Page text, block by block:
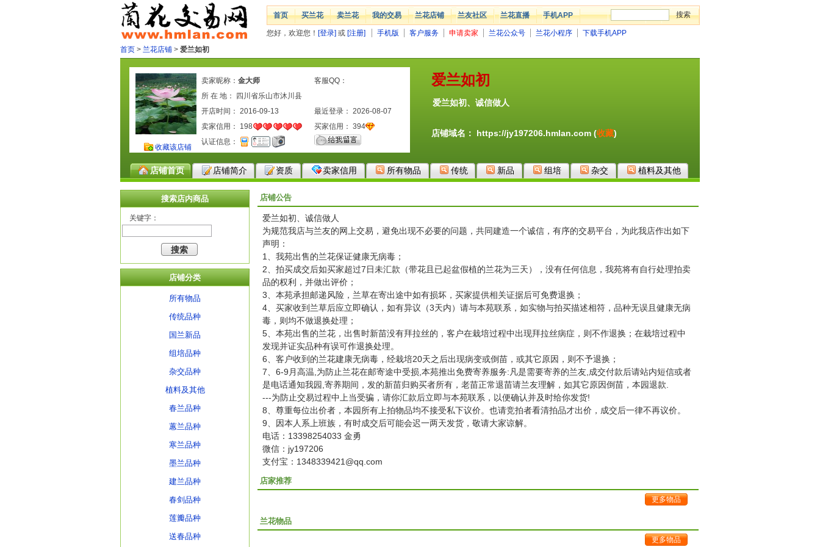
首页 买兰花 卖兰花 我的交易 兰花店铺 兰友社区 兰花直播 手机APP
您好，欢迎您！ [登录] 或 [注册] 手机版 客户服务 申请卖家 兰花公众号 兰花小程序
下载手机APP
首页 > 兰花店铺 > 爱兰如初
爱兰如初
爱兰如初、诚信做人
店铺域名： https://jy197206.hmlan.com (收藏)
收藏该店铺
卖家昵称： 金大师
客服QQ：
所 在 地： 四川省乐山市沐川县
开店时间： 2016-09-13
最近登录： 2026-08-07
卖家信用： 198 买家信用： 394
认证信息：
店铺首页 店铺简介 资质 卖家信用 所有物品 传统 新品 组培 杂交 植料及其他
搜索店内商品
关键字：
店铺分类
所有物品
传统品种
国兰新品
组培品种
杂交品种
植料及其他
春兰品种
蕙兰品种
寒兰品种
墨兰品种
建兰品种
春剑品种
莲瓣品种
送春品种
店铺公告
爱兰如初、诚信做人
为规范我店与兰友的网上交易，避免出现不必要的问题，共同建造一个诚信，有序的交易平台，为此我店作出如下
声明：
1、我苑出售的兰花保证健康无病毒；
2、拍买成交后如买家超过7日未汇款（带花且已起盆假植的兰花为三天），没有任何信息，我苑将有自行处理拍卖
品的权利，并做出评价；
3、本苑承担邮递风险，兰草在寄出途中如有损坏，买家提供相关证据后可免费退换；
4、买家收到兰草后应立即确认，如有异议（3天内）请与本苑联系，如实物与拍买描述相符，品种无误且健康无病
毒，则均不做退换处理；
5、本苑出售的兰花，出售时新苗没有拜拉丝的，客户在栽培过程中出现拜拉丝病症，则不作退换；在栽培过程中
发现并证实品种有误可作退换处理。
6、客户收到的兰花建康无病毒，经栽培20天之后出现病变或倒苗，或其它原因，则不予退换；
7、6-9月高温,为防止兰花在邮寄途中受损,本苑推出免费寄养服务:凡是需要寄养的兰友,成交付款后请站内短信或者
是电话通知我园,寄养期间，发的新苗归购买者所有，老苗正常退苗请兰友理解，如其它原因倒苗，本园退款.
---为防止交易过程中上当受骗，请你汇款后立即与本苑联系，以便确认并及时给你发货!
8、尊重每位出价者，本园所有上拍物品均不接受私下议价。也请竞拍者看清拍品才出价，成交后一律不再议价。
9、因本人系上班族，有时成交后可能会迟一两天发货，敬请大家谅解。
电话：13398254033 金勇
微信：jy197206
支付宝：1348339421@qq.com
店家推荐
更多物品
兰花物品
更多物品